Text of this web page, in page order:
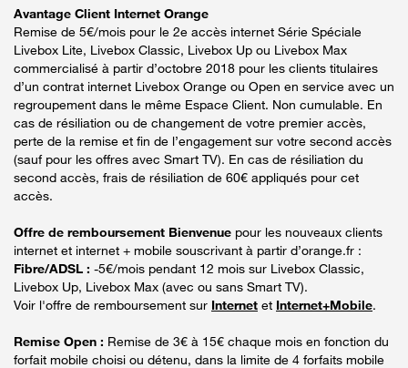
Avantage Client Internet Orange
Remise de 5€/mois pour le 2e accès internet Série Spéciale
Livebox Lite, Livebox Classic, Livebox Up ou Livebox Max
commercialisé à partir d’octobre 2018 pour les clients titulaires
d’un contrat internet Livebox Orange ou Open en service avec un
regroupement dans le même Espace Client. Non cumulable. En
cas de résiliation ou de changement de votre premier accès,
perte de la remise et fin de l’engagement sur votre second accès
(sauf pour les offres avec Smart TV). En cas de résiliation du
second accès, frais de résiliation de 60€ appliqués pour cet
accès.
Offre de remboursement Bienvenue pour les nouveaux clients
internet et internet + mobile souscrivant à partir d’orange.fr :
Fibre/ADSL : -5€/mois pendant 12 mois sur Livebox Classic,
Livebox Up, Livebox Max (avec ou sans Smart TV).
Voir l'offre de remboursement sur Internet et Internet+Mobile.
Remise Open : Remise de 3€ à 15€ chaque mois en fonction du
forfait mobile choisi ou détenu, dans la limite de 4 forfaits mobile